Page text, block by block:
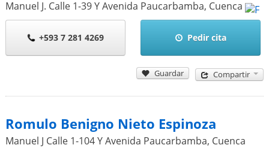
Manuel J. Calle 1-39 Y Avenida Paucarbamba, Cuenca
+593 7 281 4269 Pedir cita
Guardar Compartir
Romulo Benigno Nieto Espinoza
Manuel J Calle 1-104 Y Avenida Paucarbamba, Cuenca